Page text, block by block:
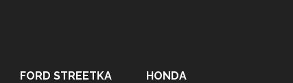
FORD STREETKA HONDA